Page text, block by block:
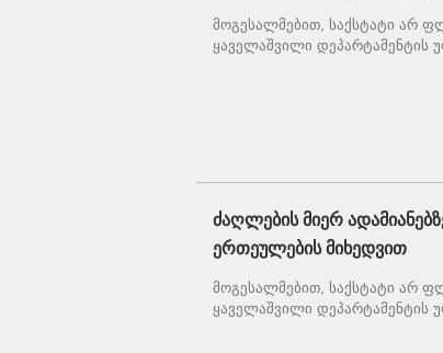
მოგესალმებით, საქსტატი არ
ყაველაშვილი დეპარტამენტის
ძაღლების მიერ
ერთეულების მიხედვით
მოგესალმებით, საქსტატი არ
ყაველაშვილი დეპარტამენტის